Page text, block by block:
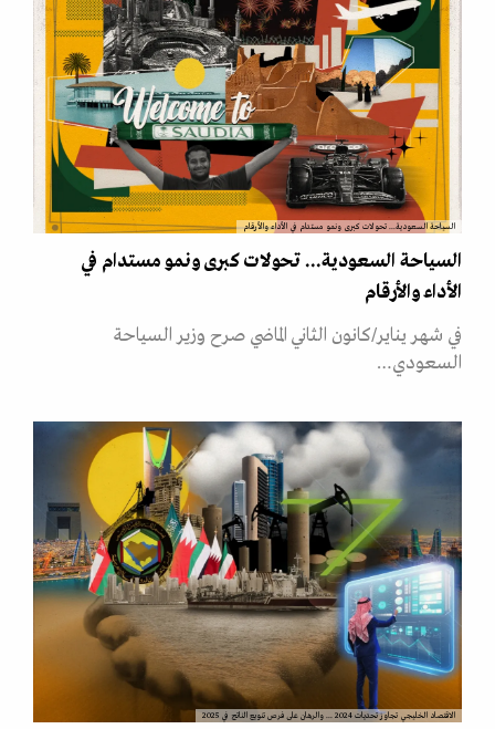
السياحة السعودية... تحولات كبرى ونمو مستدام في الأداء والأرقام
السياحة السعودية... تحولات كبرى ونمو مستدام في
الأداء والأرقام
في شهر يناير/كانون الثاني الماضي صرح وزير السياحة
السعودي…
الاقتصاد الخليجي تجاوز تحديات 2024 ... والرهان على فرص تنويع الناتج في 2025